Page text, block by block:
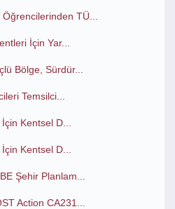
TÜ...
İçin Yar...
Bölge, Sürdür...
Temsilci...
Kentsel D...
Kentsel D...
Şehir Planlam...
Action CA231...